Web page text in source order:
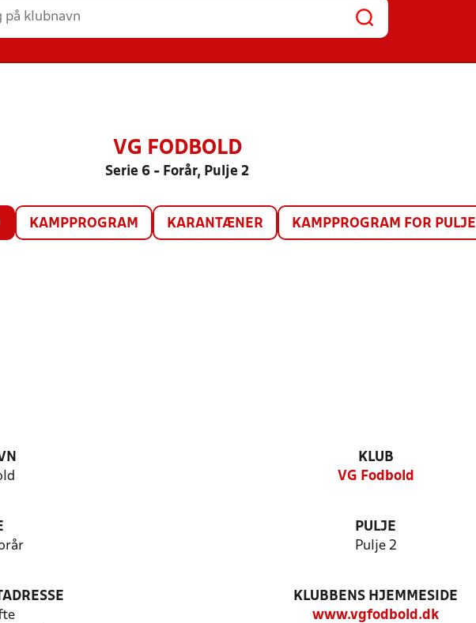
VG FODBOLD
Serie 6 - Forår, Pulje 2
KAMPPROGRAM KARANTÆNER KAMPPROGRAM FOR PULJE
KLUB
VG Fodbold
PULJE
Pulje 2
KLUBBENS HJEMMESIDE
www.vgfodbold.dk